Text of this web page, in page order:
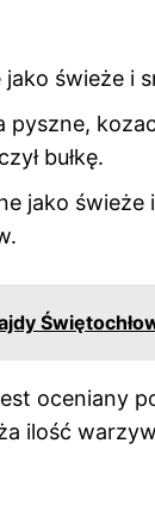
jako świeże i
pyszne,
bułkę.
jako świeże
oceniany
ilość